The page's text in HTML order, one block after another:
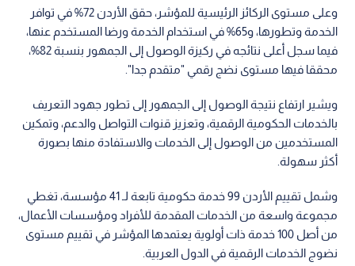
وأكدت الوزارة أن النتيجة المتحققة تمثل محطة مهمة في مسيرة
تحديث الخدمات الحكومية، وحافزا لمواصلة البناء على الإنجاز، وصولا
إلى منظومة رقمية متكاملة تقدم خدمات أكثر سهولة وكفاءة
كفاءة الأداء الحكومي.
الحكومة الخدمات التحديث الاقتصادي
اقرأ أيضاً